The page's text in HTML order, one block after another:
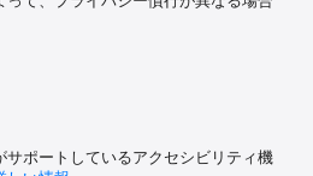
ポートしているアクセシビリティ機